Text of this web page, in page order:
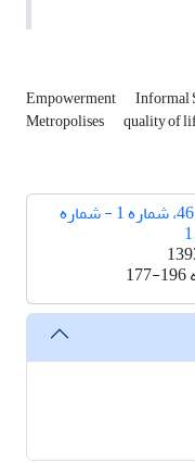
Empowerment Informal
Metropolises quality of
دوره 46، شماره 1 - شماره
177-196